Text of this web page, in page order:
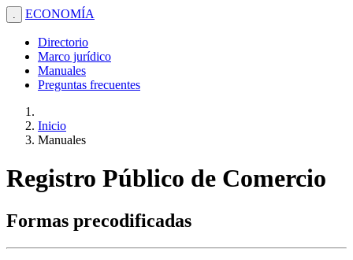
. ECONOMÍA
Directorio
Marco jurídico
Manuales
Preguntas frecuentes
Inicio
Manuales
Registro Público de Comercio
Formas precodificadas